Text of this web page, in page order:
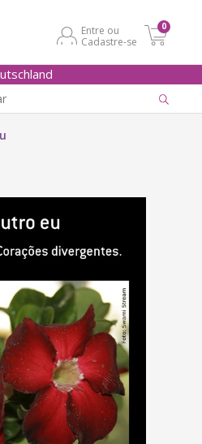
Entre ou
Cadastre-se
0